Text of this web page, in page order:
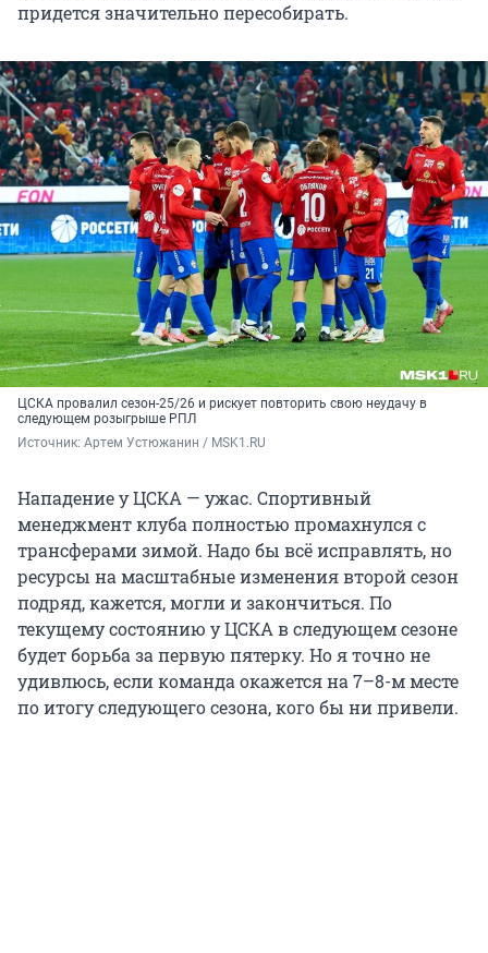
придется значительно пересобирать.
ЦСКА провалил сезон-25/26 и рискует повторить свою неудачу в
следующем розыгрыше РПЛ
Источник: Артем Устюжанин / MSK1.RU
Нападение у ЦСКА — ужас. Спортивный
менеджмент клуба полностью промахнулся с
трансферами зимой. Надо бы всё исправлять, но
ресурсы на масштабные изменения второй сезон
подряд, кажется, могли и закончиться. По
текущему состоянию у ЦСКА в следующем сезоне
будет борьба за первую пятерку. Но я точно не
удивлюсь, если команда окажется на 7–8-м месте
по итогу следующего сезона, кого бы ни привели.